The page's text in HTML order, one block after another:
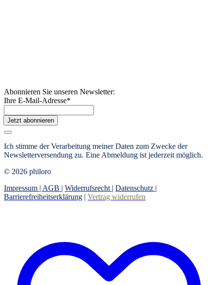
Abonnieren Sie unseren Newsletter:
Ihre E-Mail-Adresse*
Jetzt abonnieren
Ich stimme der Verarbeitung meiner Daten zum Zwecke der
Newsletterversendung zu. Eine Abmeldung ist jederzeit möglich.
© 2026 philoro
Impressum | AGB | Widerrufsrecht | Datenschutz |
Barrierefreiheitserklärung | Vertrag widerrufen